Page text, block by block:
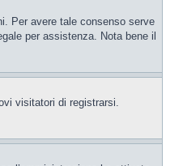
Per avere tale consenso serve
per assistenza. Nota bene il
visitatori di registrarsi.